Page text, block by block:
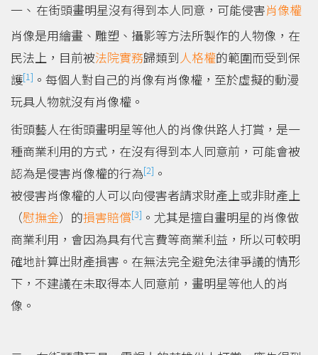
在街頭畫明星沒有得到本人同意，可能侵害肖像權
肖像是用繪畫、雕塑、攝影等方法所製作的人物像，在
民法上，目前被法院實務歸類到人格權的範圍而受到保
護[1] 。每個人對自己的肖像有肖像權，至於虛擬的動漫
玩具人物就沒有肖像權。
街頭藝人在街頭畫明星等他人的肖像供路人打賞，是一
種商業利用的方式，在沒有得到本人同意前，可能會被
認為是侵害肖像權的行為[2] 。
被侵害肖像權的人可以向侵害者請求財產上或非財產上
（慰撫金）的損害賠償[3] 。尤其是擅自畫明星的肖像做
商業利用，會因為具有代言費等商業利益，所以可較明
確地計算出財產損害。在無法完全避免法律爭議的情形
下，不建議在未取得本人同意前，畫明星等他人的肖
像。